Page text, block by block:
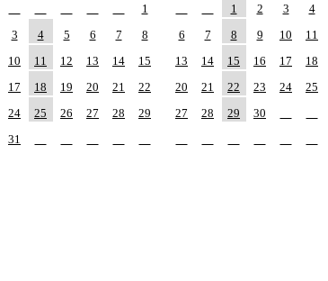
1
3 4 5 6 7
8
10 11 12 13 14
15
17 18 19 20 21
22
24 25 26 27 28
29
31
1 2 3 4
6
7 8 9 10 11
13
14 15 16 17 18
20
21 22 23 24 25
27
28 29 30